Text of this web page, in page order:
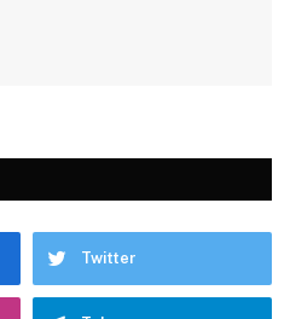
Twitter